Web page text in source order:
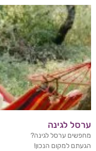
ערסל לגינה
מחפשים ערסל לגינה?
הגעתם למקום הנכון!